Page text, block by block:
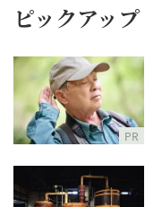
ピックアップ
PR